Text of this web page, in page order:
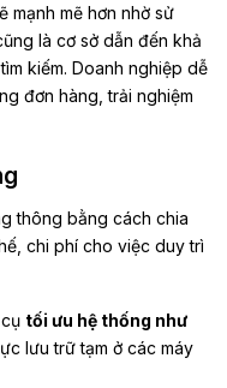
mạnh mẽ hơn nhờ sử
là cơ sở dẫn đến khả
kiếm. Doanh nghiệp dễ
đơn hàng, trải nghiệm
thông bằng cách chia
chi phí cho việc duy trì
tối ưu hệ thống như
lưu trữ tạm ở các máy